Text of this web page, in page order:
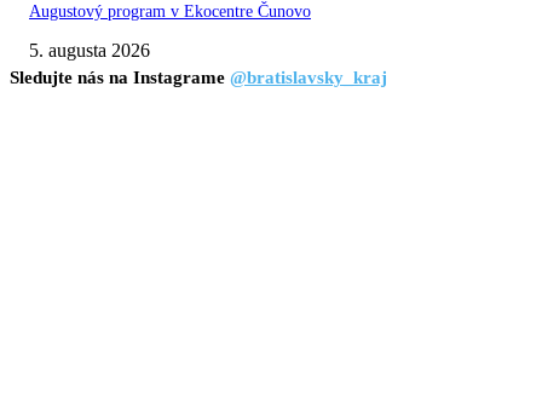
Augustový program v Ekocentre Čunovo
5. augusta 2026
Sledujte nás na Instagrame @bratislavsky_kraj